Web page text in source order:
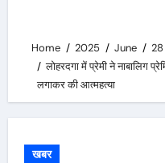
Home 2025 June
28
लोहरदगा में प्रेमी ने नाबालिग
लगाकर की आत्महत्या
खबर